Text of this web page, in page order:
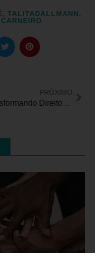
, TALITADALLMANN,
PRÓXIMO
Transformando Direitos: uma nova era para a Isenção de IPI para Pessoas com Deficiência Auditiva